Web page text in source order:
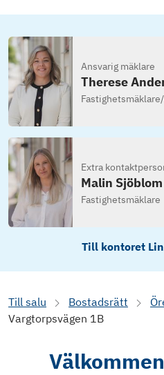
Ansvarig mäklare
Therese
Fastighetsmäklare/
Extra
Malin Sjöblom
Fastighetsmäklare
Till kontoret
Till salu Bostadsrätt
Vargtorpsvägen 1B